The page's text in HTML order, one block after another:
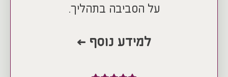
על הסביבה בתהליך.
למידע נוסף >